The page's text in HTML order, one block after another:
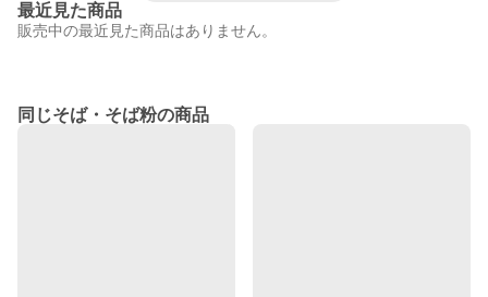
最近見た商品
販売中の最近見た商品はありません。
同じそば・そば粉の商品